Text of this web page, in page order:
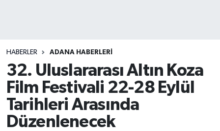
HABERLER ADANA HABERLERI
32. Uluslararası Altın Koza
Film Festivali 22-28 Eylül
Tarihleri Arasında
Düzenlenecek
Eğitim
Siyaset
Ekonomi
Tüm Manşetler
Son Dakika Haberleri
Haber Arşivi